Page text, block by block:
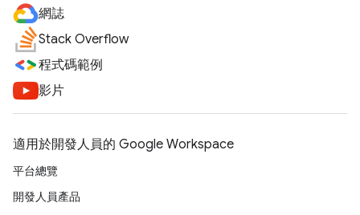
網誌
Stack Overflow
程式碼範例
影片
適用於開發人員的 Google Workspace
平台總覽
開發人員產品